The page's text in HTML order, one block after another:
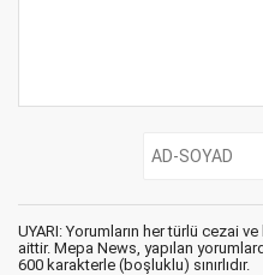
UYARI: Yorumların her türlü cezai
aittir. Mepa News, yapılan
600 karakterle (boşluklu) sınırlıdır.